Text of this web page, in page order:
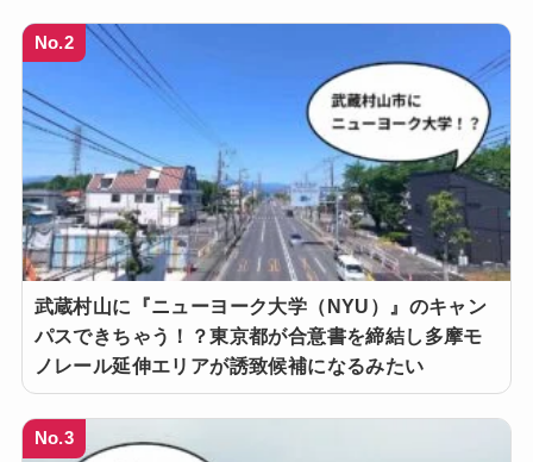
No.2
武蔵村山に『ニューヨーク大学（NYU）』のキャン
パスできちゃう！？東京都が合意書を締結し多摩モ
ノレール延伸エリアが誘致候補になるみたい
No.3